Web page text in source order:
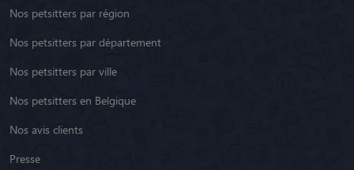
Nos petsitters par région
Nos petsitters par département
Nos petsitters par ville
Nos petsitters en Belgique
Nos avis clients
Presse